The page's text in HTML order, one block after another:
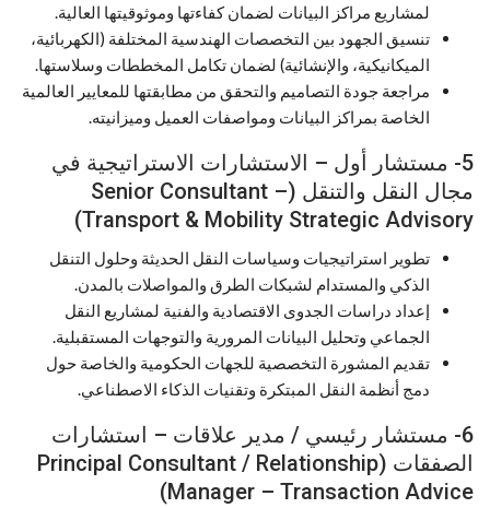
لمشاريع مراكز البيانات لضمان كفاءتها وموثوقيتها العالية.
تنسيق الجهود بين التخصصات الهندسية المختلفة (الكهربائية،
الميكانيكية، والإنشائية) لضمان تكامل المخططات وسلاستها.
مراجعة جودة التصاميم والتحقق من مطابقتها للمعايير العالمية
الخاصة بمراكز البيانات ومواصفات العميل وميزانيته.
5- مستشار أول – الاستشارات الاستراتيجية في
مجال النقل والتنقل (Senior Consultant –
Transport & Mobility Strategic Advisory)
تطوير استراتيجيات وسياسات النقل الحديثة وحلول التنقل
الذكي والمستدام لشبكات الطرق والمواصلات بالمدن.
إعداد دراسات الجدوى الاقتصادية والفنية لمشاريع النقل
الجماعي وتحليل البيانات المرورية والتوجهات المستقبلية.
تقديم المشورة التخصصية للجهات الحكومية والخاصة حول
دمج أنظمة النقل المبتكرة وتقنيات الذكاء الاصطناعي.
6- مستشار رئيسي / مدير علاقات – استشارات
الصفقات (Principal Consultant / Relationship
Manager – Transaction Advice)